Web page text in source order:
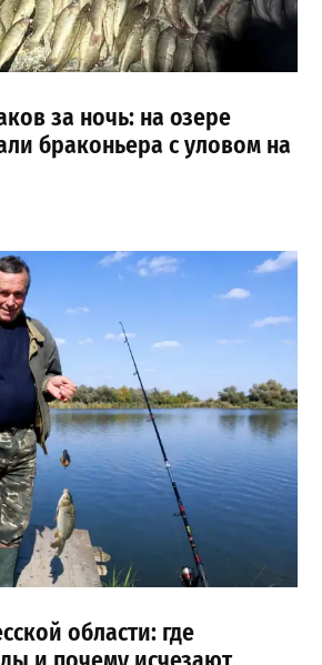
за ночь: на озере
браконьера с уловом на
области: где